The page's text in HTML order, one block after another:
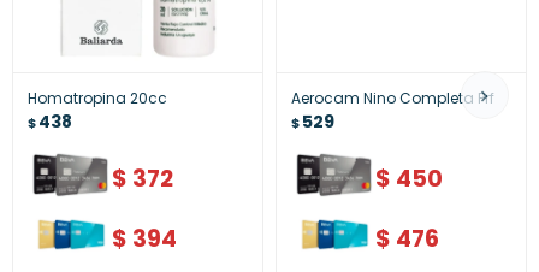
Homatropina 20cc
$438
$ 372
$ 394
Aerocam Nino Completa Prf
$529
$ 450
$ 476